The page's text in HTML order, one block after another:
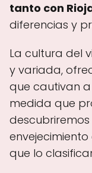
tanto con
diferencias y
La cultura del
y variada,
que cautivan
medida que
que lo